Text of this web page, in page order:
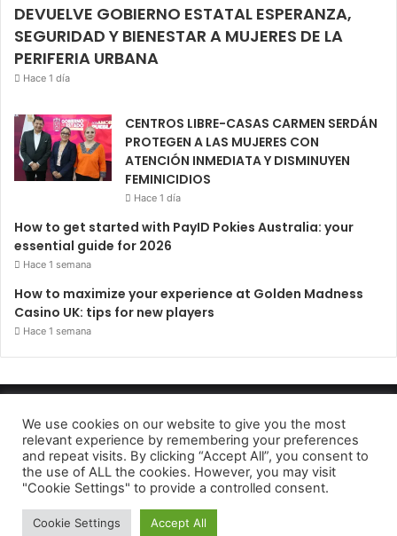
DEVUELVE GOBIERNO ESTATAL ESPERANZA,
SEGURIDAD Y BIENESTAR A MUJERES DE LA
PERIFERIA URBANA
Hace 1 día
CENTROS LIBRE-CASAS CARMEN SERDÁN
PROTEGEN A LAS MUJERES CON
ATENCIÓN INMEDIATA Y DISMINUYEN
FEMINICIDIOS
Hace 1 día
How to get started with PayID Pokies Australia: your
essential guide for 2026
Hace 1 semana
How to maximize your experience at Golden Madness
Casino UK: tips for new players
Hace 1 semana
Periódico El Observador 2022
Avido de privacidad
Facebook
TwitterTelegram
We use cookies on our website to give you the most
relevant experience by remembering your preferences
and repeat visits. By clicking “Accept All”, you consent to
the use of ALL the cookies. However, you may visit
"Cookie Settings" to provide a controlled consent.
Cookie Settings Accept All